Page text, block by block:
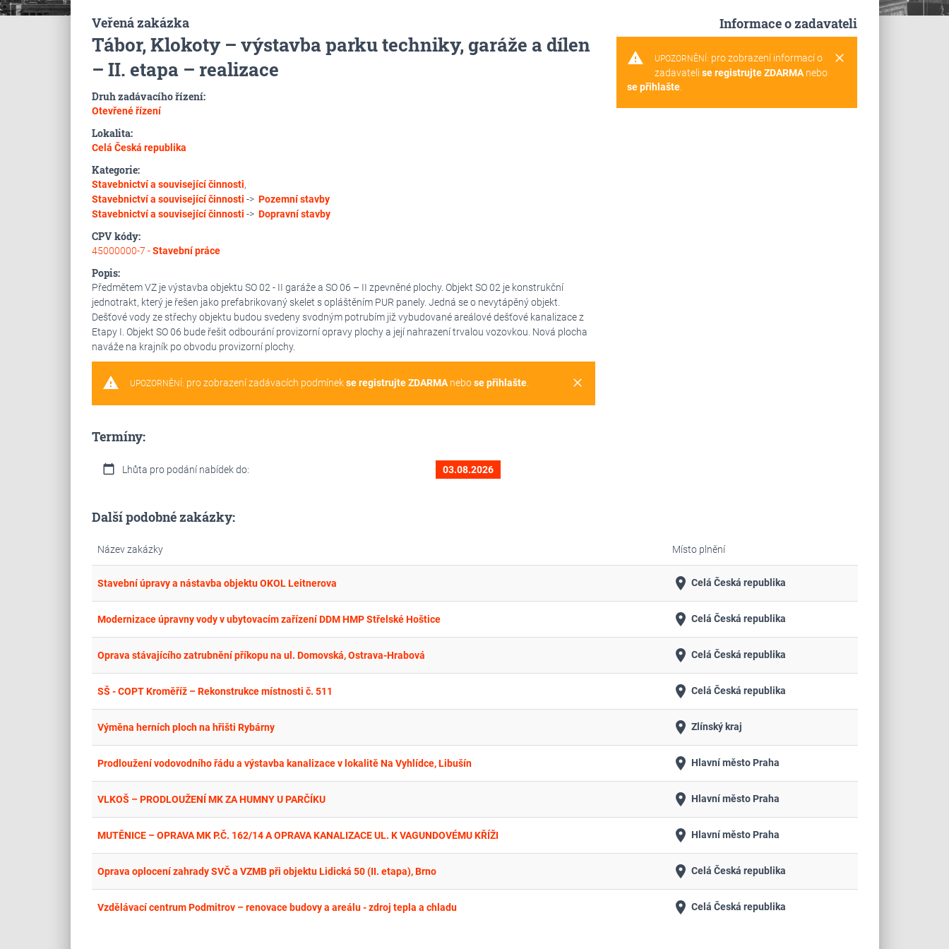
Veřená zakázka
Tábor, Klokoty – výstavba parku techniky, garáže a dílen
– II. etapa – realizace
Druh zadávacího řízení:
Otevřené řízení
Lokalita:
Celá Česká republika
Kategorie:
Stavebnictví a související činnosti,
Stavebnictví a související činnosti -> Pozemní stavby
Stavebnictví a související činnosti -> Dopravní stavby
CPV kódy:
45000000-7 -Stavební práce
Popis:
Předmětem VZ je výstavba objektu SO 02 - II garáže a SO 06 – II zpevněné plochy. Objekt SO 02 je konstrukční
jednotrakt, který je řešen jako prefabrikovaný skelet s opláštěním PUR panely. Jedná se o nevytápěný objekt.
Dešťové vody ze střechy objektu budou svedeny svodným potrubím již vybudované areálové dešťové kanalizace z
Etapy I. Objekt SO 06 bude řešit odbourání provizorní opravy plochy a její nahrazení trvalou vozovkou. Nová plocha
naváže na krajník po obvodu provizorní plochy.
warning clear
UPOZORNĚNÍ: pro zobrazení zadávacích podmínekse registrujte ZDARMAnebose přihlašte.
Termíny:
calendar_today Lhůta pro podání nabídek do: 03.08.2026
Informace o zadavateli
warning clear
UPOZORNĚNÍ: pro zobrazení informací o
zadavateli se registrujte ZDARMAnebo
se přihlašte.
Další podobné zakázky:
Název zakázky Místo plnění
Stavební úpravy a nástavba objektu OKOL Leitnerova place Celá Česká republika
Modernizace úpravny vody v ubytovacím zařízení DDM HMP Střelské Hoštice place Celá Česká republika
Oprava stávajícího zatrubnění příkopu na ul. Domovská, Ostrava-Hrabová place Celá Česká republika
SŠ - COPT Kroměříž – Rekonstrukce místnosti č. 511 place Celá Česká republika
Výměna herních ploch na hřišti Rybárny place Zlínský kraj
Prodloužení vodovodního řádu a výstavba kanalizace v lokalitě Na Vyhlídce, Libušín place Hlavní město Praha
VLKOŠ – PRODLOUŽENÍ MK ZA HUMNY U PARČÍKU place Hlavní město Praha
MUTĚNICE – OPRAVA MK P.Č. 162/14 A OPRAVA KANALIZACE UL. K VAGUNDOVÉMU KŘÍŽI place Hlavní město Praha
Oprava oplocení zahrady SVČ a VZMB při objektu Lidická 50 (II. etapa), Brno place Celá Česká republika
Vzdělávací centrum Podmitrov – renovace budovy a areálu - zdroj tepla a chladu place Celá Česká republika